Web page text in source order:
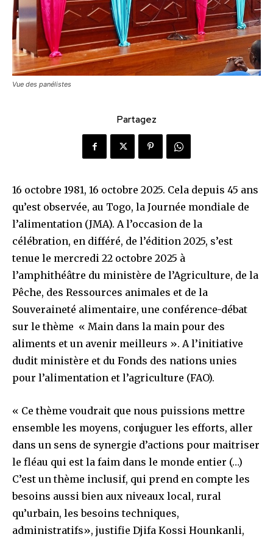
Vue des panélistes
Partagez
16 octobre 1981, 16 octobre 2025. Cela depuis 45 ans
qu’est observée, au Togo, la Journée mondiale de
l’alimentation (JMA). A l’occasion de la
célébration, en différé, de l’édition 2025, s’est
tenue le mercredi 22 octobre 2025 à
l’amphithéâtre du ministère de l’Agriculture, de la
Pêche, des Ressources animales et de la
Souveraineté alimentaire, une conférence-débat
sur le thème « Main dans la main pour des
aliments et un avenir meilleurs ». A l’initiative
dudit ministère et du Fonds des nations unies
pour l’alimentation et l’agriculture (FAO).
« Ce thème voudrait que nous puissions mettre
ensemble les moyens, conjuguer les efforts, aller
dans un sens de synergie d’actions pour maitriser
le fléau qui est la faim dans le monde entier (…)
C’est un thème inclusif, qui prend en compte les
besoins aussi bien aux niveaux local, rural
qu’urbain, les besoins techniques,
administratifs», justifie Djifa Kossi Hounkanli,